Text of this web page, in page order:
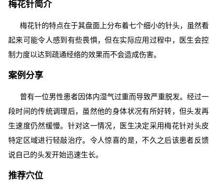
梅花针简介
梅花针的特点在于其盘面上分布着七个细小的针头，虽然看
起来可能令人感到有些畏惧，但在实际应用过程中，医生会控
制力度以达到疏通经络的效果而不会造成伤害。
案例分享
曾有一位男性患者因体内湿气过重而导致严重脱发。经过一
段时间的传统调理后，虽然他的身体状况有所好转，但头发再
生速度仍然缓慢。针对这一情况，医生决定采用梅花针对头皮
特定区域进行轻敲治疗。令人惊喜的是，不久之后该患者反馈
说自己的头发开始迅速生长。
推荐穴位